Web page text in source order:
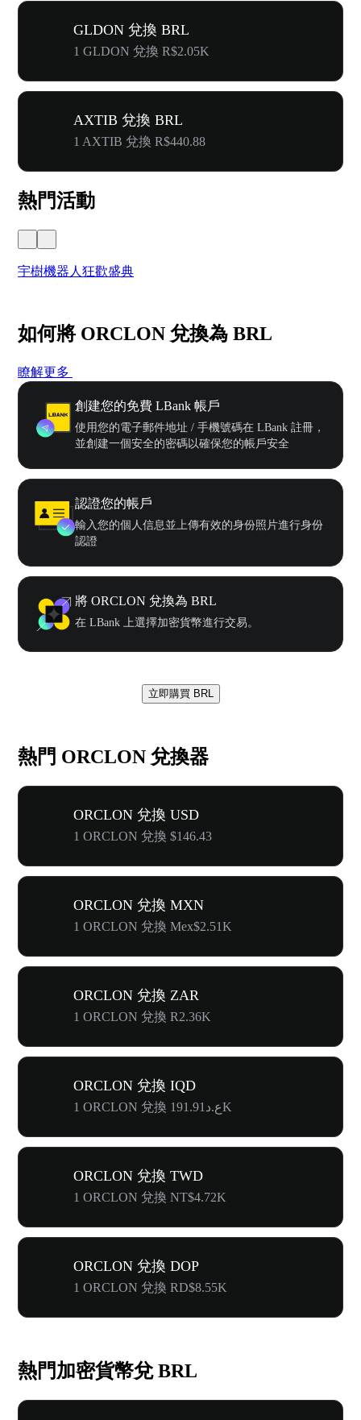
GLDON 兌換 BRL
1 GLDON 兌換 R$2.05K
AXTIB 兌換 BRL
1 AXTIB 兌換 R$440.88
熱門活動
宇樹機器人狂歡盛典
如何將 ORCLON 兌換為 BRL
瞭解更多
創建您的免費 LBank 帳戶
使用您的電子郵件地址 / 手機號碼在 LBank 註冊，
並創建一個安全的密碼以確保您的帳戶安全
認證您的帳戶
輸入您的個人信息並上傳有效的身份照片進行身份
認證
將 ORCLON 兌換為 BRL
在 LBank 上選擇加密貨幣進行交易。
立即購買 BRL
熱門 ORCLON 兌換器
ORCLON 兌換 USD
1 ORCLON 兌換 $146.43
ORCLON 兌換 MXN
1 ORCLON 兌換 Mex$2.51K
ORCLON 兌換 ZAR
1 ORCLON 兌換 R2.36K
ORCLON 兌換 IQD
1 ORCLON 兌換 ع.د191.91K
ORCLON 兌換 TWD
1 ORCLON 兌換 NT$4.72K
ORCLON 兌換 DOP
1 ORCLON 兌換 RD$8.55K
熱門加密貨幣兌 BRL